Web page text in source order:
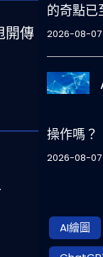
開傳
的奇點已
2026-08-07
操作嗎？
2026-08-07
AI繪圖